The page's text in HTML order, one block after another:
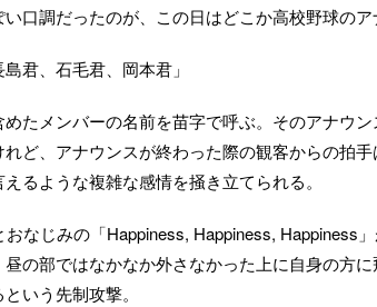
い口調だったのが、この日はどこか高校野球の
島君、石毛君、岡本君」
めたメンバーの名前を苗字で呼ぶ。そのアナウ
れど、アナウンスが終わった際の観客からの拍
るような複雑な感情を掻き立てられる。
おなじみの「Happiness, Happiness, Happiness
の部ではなかなか外さなかった上に自身の方
いう先制攻撃。